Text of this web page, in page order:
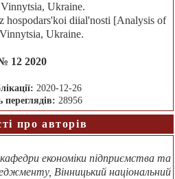
Ukraine.
hospodars'koi diial'nosti [Analysis of
Ukraine.
12 2020
2020-12-26
переглядів: 28956
про авторів
економіки підприємства та
Вінницький національний